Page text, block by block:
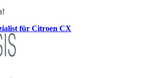
für Citroen CX